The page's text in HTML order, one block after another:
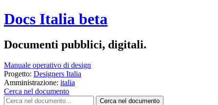
Docs Italia beta
Documenti pubblici, digitali.
Manuale operativo di design
Progetto: Designers Italia
Amministrazione: italia
Cerca nel documento
Cerca nel documento